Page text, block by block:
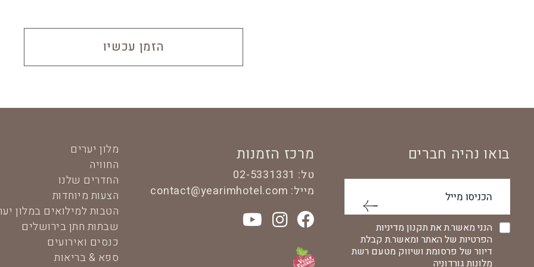
הזמן עכשיו
מלון יערים
החוויה
החדרים שלנו
הצעות מיוחדות
הטבות למילואים במלון
שבתות חתן בירושלים
כנסים ואירועים
ספא & בריאות
מרכז הזמנות
טל: 02-5331331
מייל: contact@yearimhotel.com
בואו נהיה חברים
הנני מאשר.ת את תקנון מדיניות
הפרטיות של האתר ומאשר.ת קבלת
דיוור של פרסומת ושיווק מטעם רשת
מלונות גורדוניה